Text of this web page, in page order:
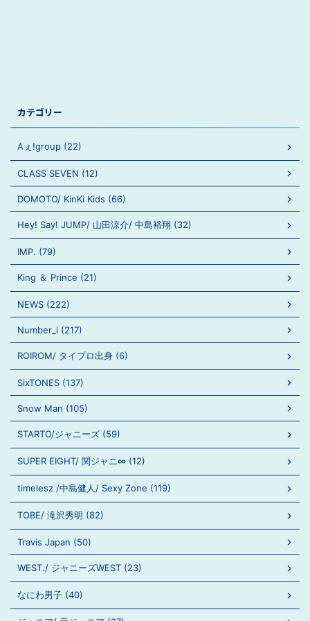
カテゴリー
Aぇ!group (22)
CLASS SEVEN (12)
DOMOTO/ KinKi Kids (66)
Hey! Say! JUMP/ 山田涼介/ 中島裕翔 (32)
IMP. (79)
King ＆ Prince (21)
NEWS (222)
Number_i (217)
ROIROM/ タイプロ出身 (6)
SixTONES (137)
Snow Man (105)
STARTO/ジャニーズ (59)
SUPER EIGHT/ 関ジャニ∞ (12)
timelesz /中島健人/ Sexy Zone (119)
TOBE/ 滝沢秀明 (82)
Travis Japan (50)
WEST./ ジャニーズWEST (23)
なにわ男子 (40)